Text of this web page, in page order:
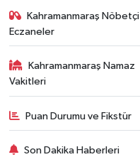
Kahramanmaraş Nöbetçi
Eczaneler
Kahramanmaraş Namaz
Vakitleri
Puan Durumu ve Fikstür
Son Dakika Haberleri